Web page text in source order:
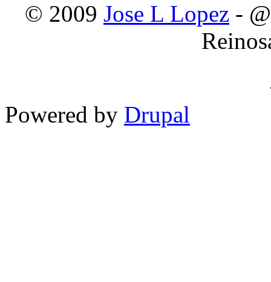
© 2009 Jose L Lopez -
Powered by Drupal